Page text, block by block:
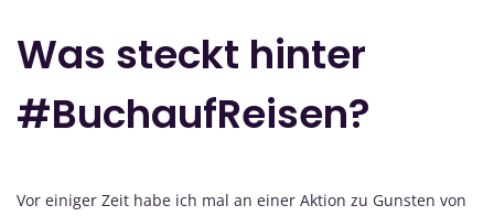
Was steckt hinter
#BuchaufReisen?
Vor einiger Zeit habe ich mal an einer Aktion zu Gunsten von